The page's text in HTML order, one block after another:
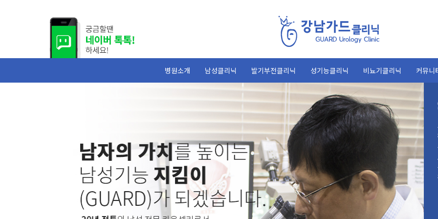
병원소개 남성클리닉 발기부전클리닉 성기능클리닉 비뇨기클리닉 커뮤니